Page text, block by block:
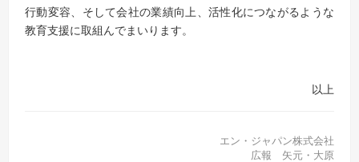
行動変容、そして会社の業績向上、活性化につながるような
教育支援に取組んでまいります。
以上
エン・ジャパン株式会社
広報 矢元・大原